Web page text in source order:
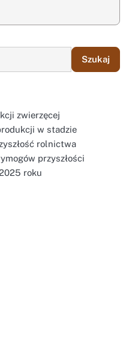
Szukaj
zwierzęcej
w stadzie
rolnictwa
przyszłości
roku